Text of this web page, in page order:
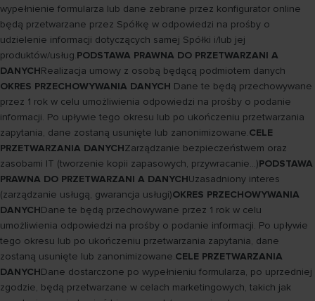
wypełnienie formularza lub dane zebrane przez konfigurator online
będą przetwarzane przez Spółkę w odpowiedzi na prośby o
udzielenie informacji dotyczących samej Spółki i/lub jej
produktów/usług.PODSTAWA PRAWNA DO PRZETWARZANI A
DANYCHRealizacja umowy z osobą będącą podmiotem danych
OKRES PRZECHOWYWANIA DANYCH Dane te będą przechowywane
przez 1 rok w celu umożliwienia odpowiedzi na prośby o podanie
informacji. Po upływie tego okresu lub po ukończeniu przetwarzania
zapytania, dane zostaną usunięte lub zanonimizowane.CELE
PRZETWARZANIA DANYCHZarządzanie bezpieczeństwem oraz
zasobami IT (tworzenie kopii zapasowych, przywracanie...)PODSTAWA
PRAWNA DO PRZETWARZANI A DANYCHUzasadniony interes
(zarządzanie usługą, gwarancja usługi)OKRES PRZECHOWYWANIA
DANYCHDane te będą przechowywane przez 1 rok w celu
umożliwienia odpowiedzi na prośby o podanie informacji. Po upływie
tego okresu lub po ukończeniu przetwarzania zapytania, dane
zostaną usunięte lub zanonimizowane.CELE PRZETWARZANIA
DANYCHDane dostarczone po wypełnieniu formularza, po uprzedniej
zgodzie, będą przetwarzane w celach marketingowych, takich jak